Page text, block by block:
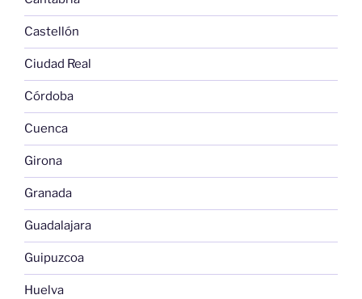
Castellón
Ciudad Real
Córdoba
Cuenca
Girona
Granada
Guadalajara
Guipuzcoa
Huelva